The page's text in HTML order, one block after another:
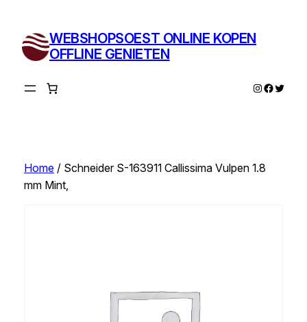
inhoud
WEBSHOPSOEST ONLINE KOPEN
OFFLINE GENIETEN
Instagram
Twitter
Home/ Schneider S-163911 Callissima Vulpen 1.8
mm Mint,